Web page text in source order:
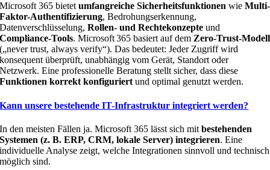
Microsoft 365 bietetumfangreiche Sicherheitsfunktionen wieMulti-
Faktor-Authentifizierung, Bedrohungserkennung,
Datenverschlüsselung,Rollen- und Rechtekonzepte und
Compliance-Tools. Microsoft 365 basiert auf dem Zero‑Trust‑Modell
(„never trust, always verify“). Das bedeutet: Jeder Zugriff wird
konsequent überprüft, unabhängig vom Gerät, Standort oder
Netzwerk. Eine professionelle Beratung stellt sicher, dass diese
Funktionen korrekt konfiguriert und optimal genutzt werden.
Kann unsere bestehende IT-Infrastruktur integriert werden?
In den meisten Fällen ja. Microsoft 365 lässt sich mitbestehenden
Systemen (z. B. ERP, CRM, lokale Server) integrieren. Eine
individuelle Analyse zeigt, welche Integrationen sinnvoll und technisch
möglich sind.